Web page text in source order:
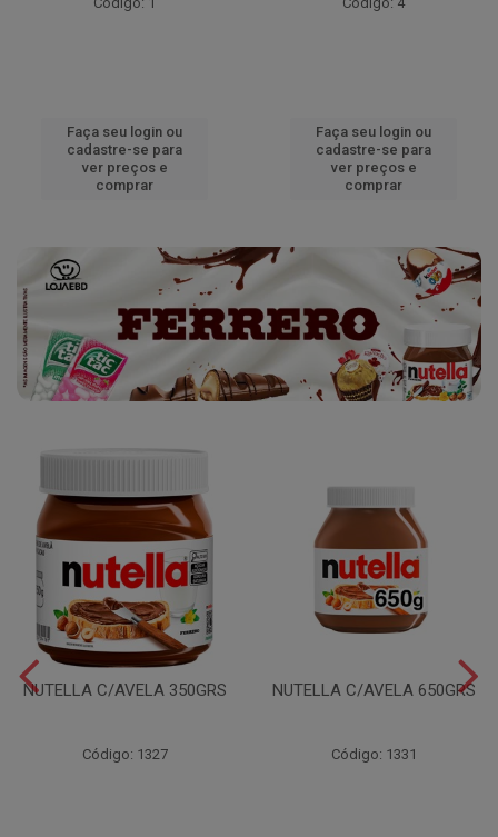
Faça seu login ou
cadastre-se para
ver preços e
comprar
Faça seu login ou
cadastre-se para
ver preços e
comprar
NUTELLA C/AVELA 350GRS
Código: 1327
NUTELLA C/AVELA 650GRS
Código: 1331